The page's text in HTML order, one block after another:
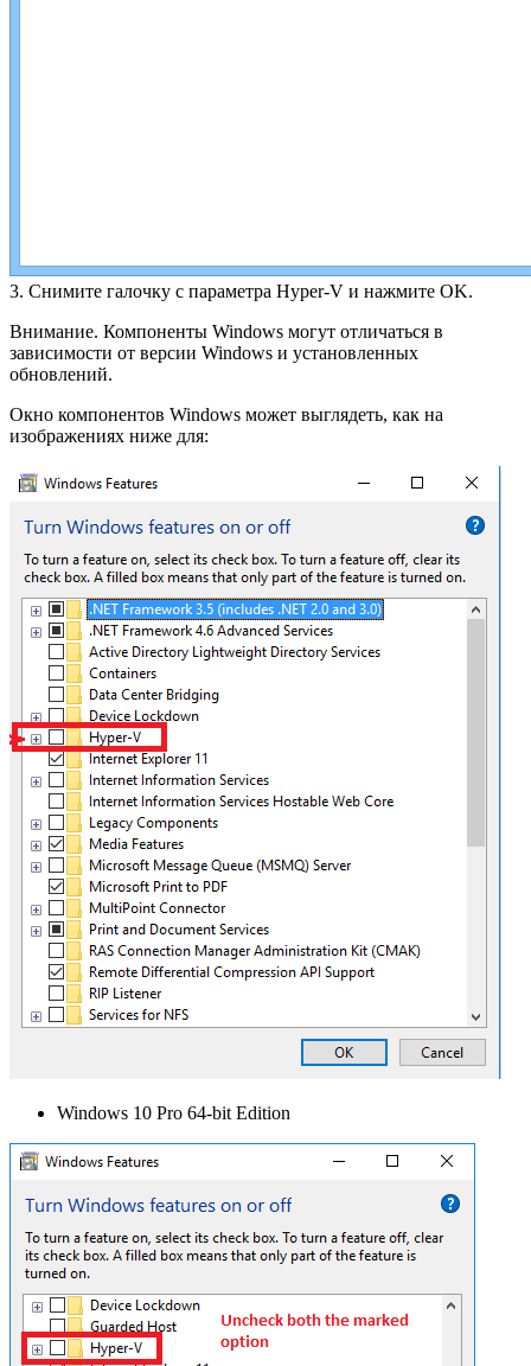
3. Снимите галочку с параметра Hyper-V и нажмите OK.
Внимание. Компоненты Windows могут отличаться в
зависимости от версии Windows и установленных
обновлений.
Окно компонентов Windows может выглядеть, как на
изображениях ниже для:
Windows 10 Pro 64-bit Edition